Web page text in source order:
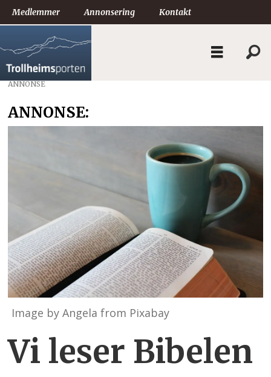
Medlemmer Annonsering Kontakt
ANNONSE
ANNONSE:
Image by Angela from Pixabay
Vi leser Bibelen